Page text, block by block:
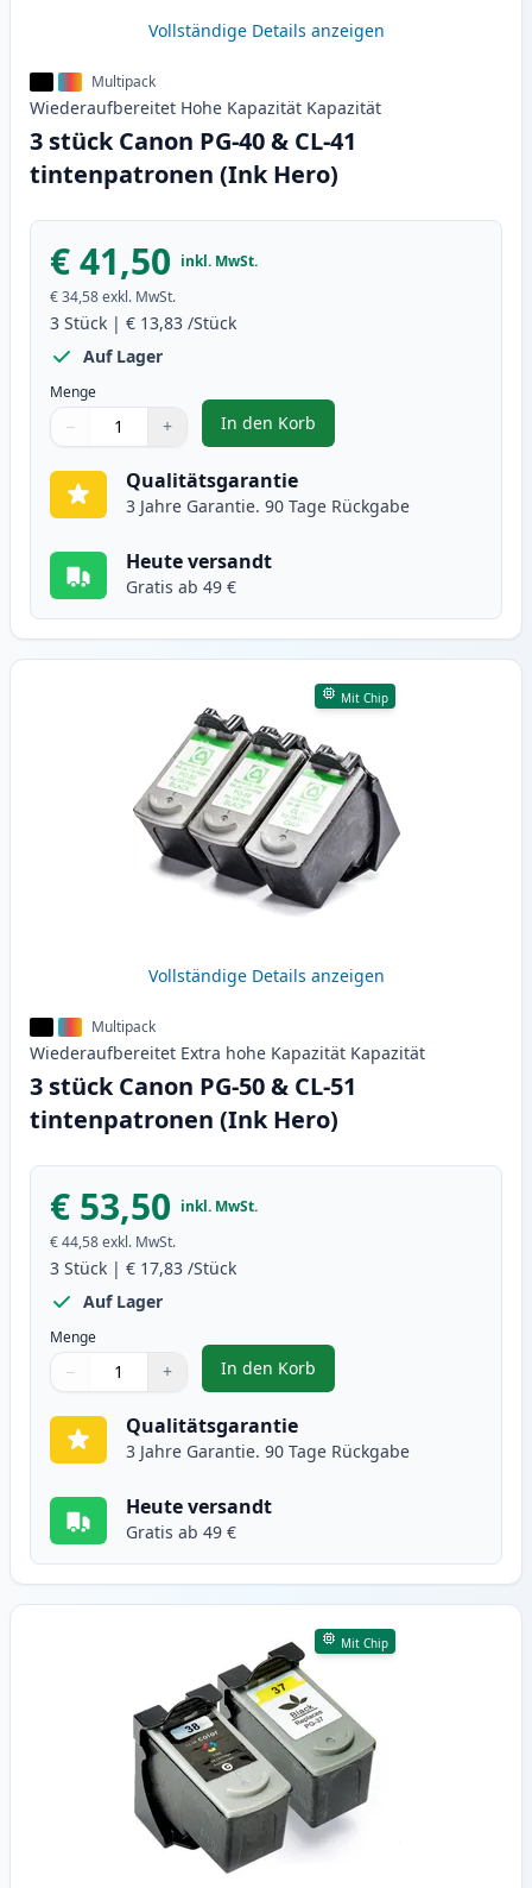
Vollständige Details anzeigen
Multipack
Wiederaufbereitet Hohe Kapazität Kapazität
3 stück Canon PG-40 & CL-41
tintenpatronen (Ink Hero)
€ 41,50 inkl. MwSt.
€ 34,58exkl. MwSt.
3 Stück | € 13,83 /Stück
Auf Lager
Menge
Verwenden Sie die Tasten, um anzupassen
− +
1
In den Korb
, 3 stück Canon PG-40 & CL-41
Qualitätsgarantie
3 Jahre Garantie. 90 Tage Rückgabe
Heute versandt
Gratis ab 49 €
Mit Chip
Vollständige Details anzeigen
Multipack
Wiederaufbereitet Extra hohe Kapazität Kapazität
3 stück Canon PG-50 & CL-51
tintenpatronen (Ink Hero)
€ 53,50 inkl. MwSt.
€ 44,58exkl. MwSt.
3 Stück | € 17,83 /Stück
Auf Lager
Menge
Verwenden Sie die Tasten, um anzupassen
− +
1
In den Korb
, 3 stück Canon PG-50 & CL-51
Qualitätsgarantie
3 Jahre Garantie. 90 Tage Rückgabe
Heute versandt
Gratis ab 49 €
Mit Chip